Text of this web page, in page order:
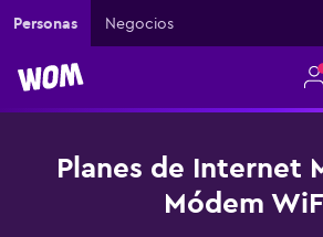
Personas Negocios
Planes de Internet
Módem